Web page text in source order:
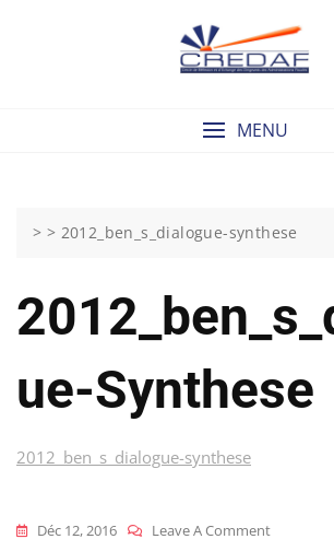
MENU
> > 2012_ben_s_dialogue-synthese
Ue-Synthese
2012_ben_s_dialogue-synthese
Déc 12, 2016 Leave A CommentOn